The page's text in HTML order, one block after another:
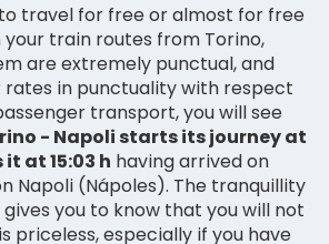
travel for free or almost for free
train routes from Torino,
are extremely punctual, and
in punctuality with respect
transport, you will see
- Napoli starts its journey at
at 15:03 h having arrived on
Napoli (Nápoles). The tranquillity
you to know that you will not
priceless, especially if you have